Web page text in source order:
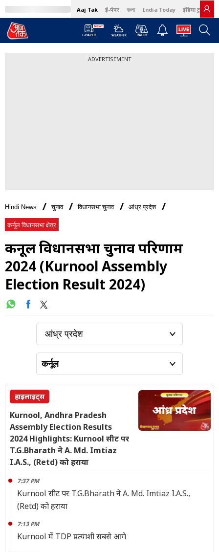
Aaj Tak ई-पेपर বাংলা India Today इंडिया टुडे हिंदी
ADVERTISEMENT
Hindi News चुनाव विधानसभा चुनाव आंध्र प्रदेश
कर्नूल विधानसभा क्षेत्र
कर्नूल विधानसभा चुनाव परिणाम
2024 (Kurnool Assembly
Election Result 2024)
हाइलाइट्स
Kurnool, Andhra Pradesh
Assembly Election Results
2024 Highlights: Kurnool सीट पर
T.G.Bharath ने A. Md. Imtiaz
I.A.S., (Retd) को हराया
7:37 PM
Kurnool सीट पर T.G.Bharath ने A. Md. Imtiaz I.A.S.,
(Retd) को हराया
7:13 PM
Kurnool में TDP प्रत्याशी सबसे आगे